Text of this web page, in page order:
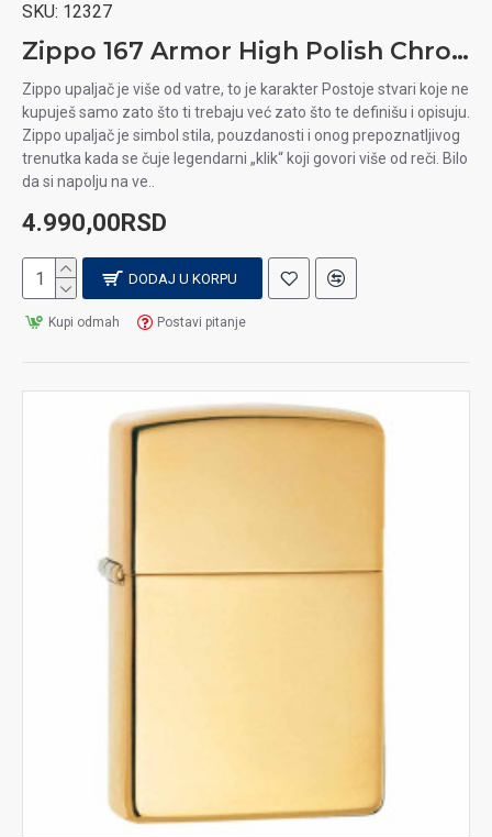
SKU: 12327
Zippo 167 Armor High Polish Chrome upaljač
Zippo upaljač je više od vatre, to je karakter Postoje stvari koje ne
kupuješ samo zato što ti trebaju već zato što te definišu i opisuju.
Zippo upaljač je simbol stila, pouzdanosti i onog prepoznatljivog
trenutka kada se čuje legendarni „klik“ koji govori više od reči. Bilo
da si napolju na ve..
4.990,00RSD
DODAJ U KORPU
Kupi odmah Postavi pitanje